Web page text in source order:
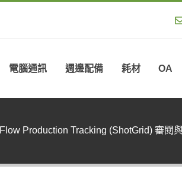
電腦通訊 週邊配備 耗材 OA
Flow Production Tracking (ShotGrid) 審閱